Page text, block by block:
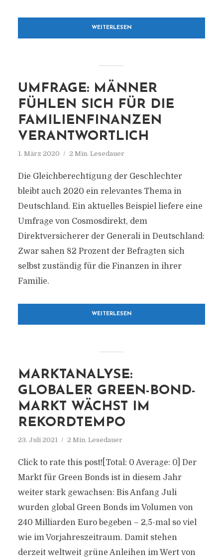
WEITERLESEN
UMFRAGE: MÄNNER
FÜHLEN SICH FÜR DIE
FAMILIENFINANZEN
VERANTWORTLICH
1. März 2020 2 Min. Lesedauer
Die Gleichberechtigung der Geschlechter
bleibt auch 2020 ein relevantes Thema in
Deutschland. Ein aktuelles Beispiel liefere eine
Umfrage von Cosmosdirekt, dem
Direktversicherer der Generali in Deutschland:
Zwar sahen 82 Prozent der Befragten sich
selbst zuständig für die Finanzen in ihrer
Familie.
WEITERLESEN
MARKTANALYSE:
GLOBALER GREEN-BOND-
MARKT WÄCHST IM
REKORDTEMPO
23. Juli 2021 2 Min. Lesedauer
Click to rate this post![Total: 0 Average: 0] Der
Markt für Green Bonds ist in diesem Jahr
weiter stark gewachsen: Bis Anfang Juli
wurden global Green Bonds im Volumen von
240 Milliarden Euro begeben – 2,5-mal so viel
wie im Vorjahreszeitraum. Damit stehen
derzeit weltweit grüne Anleihen im Wert von